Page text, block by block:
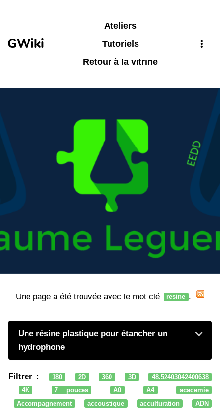
GWiki
Ateliers
Tutoriels
Retour à la vitrine
Une page a été trouvée avec le mot clé resine .
Une résine plastique pour étancher un
hydrophone
Filtrer : 180 2D 360 3D
48.52403042400638
4K
7 pouces A0 A4
academie
Accompagnement
accoustique acculturation
ADN